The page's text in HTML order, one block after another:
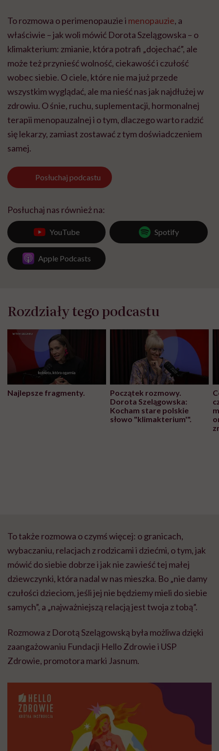
To rozmowa o perimenopauzie i menopauzie, a
właściwie – jak woli mówić Dorota Szelągowska – o
klimakterium: zmianie, która potrafi „dojechać”, ale
może też przynieść wolność, ciekawość i czułość
wobec siebie. O ciele, które nie ma już przede
wszystkim wyglądać, ale ma nieść nas jak najdłużej w
zdrowiu. O śnie, ruchu, suplementacji, hormonalnej
terapii menopauzalnej i o tym, dlaczego warto radzić
się lekarzy, zamiast zostawać z tym doświadczeniem
samej.
Posłuchaj podcastu
Posłuchaj nas również na:
YouTube Spotify
Apple Podcasts
Rozdziały tego podcastu
Najlepsze fragmenty.
Początek rozmowy.
Dorota Szelągowska:
Kocham stare polskie
słowo "klimakterium'".
To także rozmowa o czymś więcej: o granicach,
wybaczaniu, relacjach z rodzicami i dziećmi, o tym, jak
mówić do siebie dobrze i jak nie zawieść tej małej
dziewczynki, która nadal w nas mieszka. Bo „nie damy
czułości dzieciom, jeśli jej nie będziemy mieli do siebie
samych”, a „najważniejszą relacją jest twoja z tobą”.
Rozmowa z Dorotą Szelągowską była możliwa dzięki
zaangażowaniu Fundacji Hello Zdrowie i USP
Zdrowie, promotora marki Jasnum.